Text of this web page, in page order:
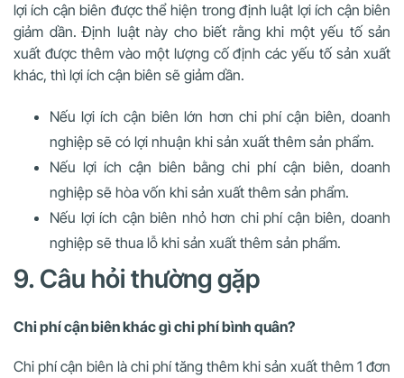
lợi ích cận biên được thể hiện trong định luật lợi ích cận biên
giảm dần. Định luật này cho biết rằng khi một yếu tố sản
xuất được thêm vào một lượng cố định các yếu tố sản xuất
khác, thì lợi ích cận biên sẽ giảm dần.
Nếu lợi ích cận biên lớn hơn chi phí cận biên, doanh
nghiệp sẽ có lợi nhuận khi sản xuất thêm sản phẩm.
Nếu lợi ích cận biên bằng chi phí cận biên, doanh
nghiệp sẽ hòa vốn khi sản xuất thêm sản phẩm.
Nếu lợi ích cận biên nhỏ hơn chi phí cận biên, doanh
nghiệp sẽ thua lỗ khi sản xuất thêm sản phẩm.
9. Câu hỏi thường gặp
Chi phí cận biên khác gì chi phí bình quân?
Chi phí cận biên là chi phí tăng thêm khi sản xuất thêm 1 đơn